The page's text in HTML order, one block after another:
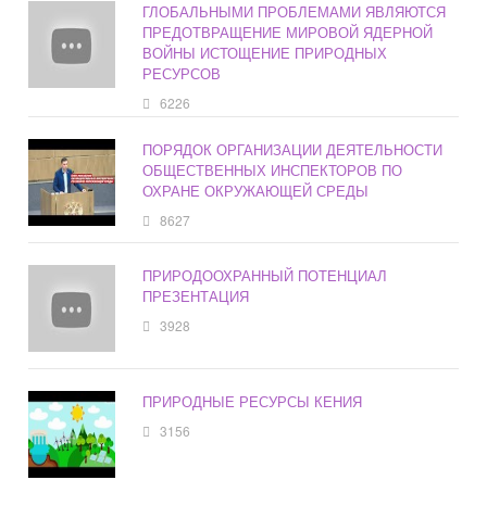
ГЛОБАЛЬНЫМИ ПРОБЛЕМАМИ ЯВЛЯЮТСЯ
ПРЕДОТВРАЩЕНИЕ МИРОВОЙ ЯДЕРНОЙ
ВОЙНЫ ИСТОЩЕНИЕ ПРИРОДНЫХ
РЕСУРСОВ
6226
ПОРЯДОК ОРГАНИЗАЦИИ ДЕЯТЕЛЬНОСТИ
ОБЩЕСТВЕННЫХ ИНСПЕКТОРОВ ПО
ОХРАНЕ ОКРУЖАЮЩЕЙ СРЕДЫ
8627
ПРИРОДООХРАННЫЙ ПОТЕНЦИАЛ
ПРЕЗЕНТАЦИЯ
3928
ПРИРОДНЫЕ РЕСУРСЫ КЕНИЯ
3156